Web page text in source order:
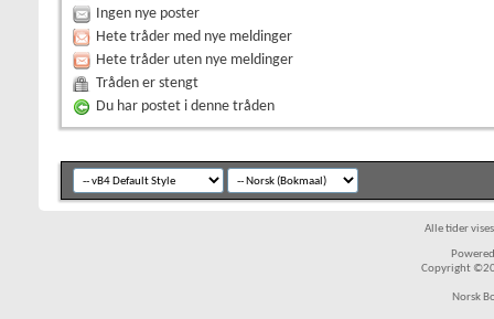
Ingen nye poster
Hete tråder med nye meldinger
Hete tråder uten nye meldinger
Tråden er stengt
Du har postet i denne tråden
Alle tider
Copyright
Norsk